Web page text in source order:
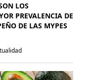
LOS
PREVALENCIA DE
DE LAS MYPES